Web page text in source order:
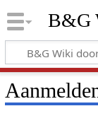
B&G